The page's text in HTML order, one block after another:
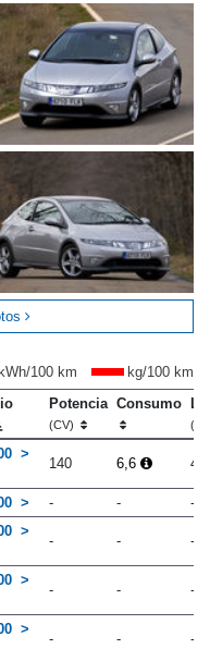
kWh/100 km
kg/100 km
Potencia
(CV)
Consumo
140 6,6
- -
-
- - -
- - -
- - -